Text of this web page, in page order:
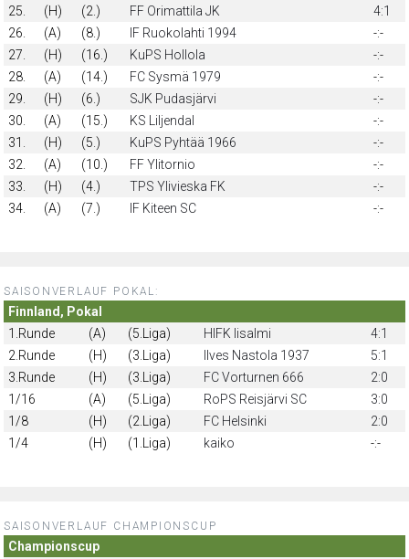
25.
(H) (2.) FF Orimattila JK
4:1
26.
(A) (8.) IF Ruokolahti 1994
-:-
27.
(H) (16.) KuPS Hollola
-:-
28.
(A) (14.) FC Sysmä 1979
-:-
29.
(H) (6.) SJK Pudasjärvi
-:-
30.
(A) (15.) KS Liljendal
-:-
31.
(H) (5.) KuPS Pyhtää 1966
-:-
32.
(A) (10.) FF Ylitornio
-:-
33.
(H) (4.) TPS Ylivieska FK
-:-
34.
(A) (7.) IF Kiteen SC -:-
SAISONVERLAUF POKAL:
Finnland, Pokal
1.Runde
(A) (5.Liga) HIFK Iisalmi
4:1
2.Runde
(H) (3.Liga) Ilves Nastola 1937
5:1
3.Runde
(H) (3.Liga) FC Vorturnen 666
2:0
1/16
(A) (5.Liga) RoPS Reisjärvi SC
3:0
1/8
(H) (2.Liga) FC Helsinki
2:0
1/4
(H) (1.Liga) kaiko -:-
SAISONVERLAUF CHAMPIONSCUP
Championscup